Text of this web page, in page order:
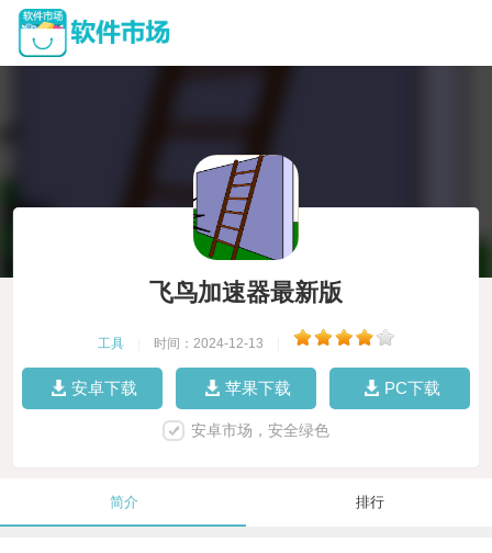
飞鸟加速器最新版
工具 时间：2024-12-13
安卓下载 苹果下载 PC下载
安卓市场，安全绿色
简介 排行